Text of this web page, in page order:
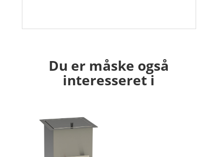
Du er måske også
interesseret i